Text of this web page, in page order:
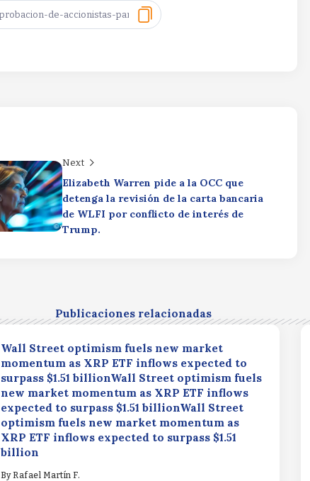
Next
Elizabeth Warren pide a la OCC que
detenga la revisión de la carta bancaria
de WLFI por conflicto de interés de
Trump.
Publicaciones relacionadas
Wall Street optimism fuels new market
momentum as XRP ETF inflows expected to
surpass $1.51 billionWall Street optimism fuels
new market momentum as XRP ETF inflows
expected to surpass $1.51 billionWall Street
optimism fuels new market momentum as
XRP ETF inflows expected to surpass $1.51
billion
ByRafael Martín F.